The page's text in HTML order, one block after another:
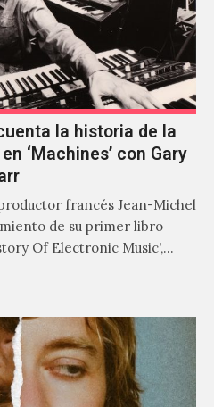
la historia de la
‘Machines’ con Gary
francés Jean-Michel
de su primer libro
Of Electronic Music',